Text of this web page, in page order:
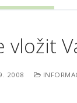
vložit
2008